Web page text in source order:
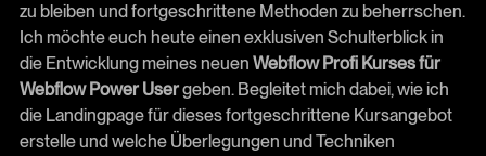
zu bleiben und fortgeschrittene Methoden zu beherrschen.
Ich möchte euch heute einen exklusiven Schulterblick in
die Entwicklung meines neuen Webflow Profi Kurses für
Webflow Power Usergeben. Begleitet mich dabei, wie ich
die Landingpage für dieses fortgeschrittene Kursangebot
erstelle und welche Überlegungen und Techniken